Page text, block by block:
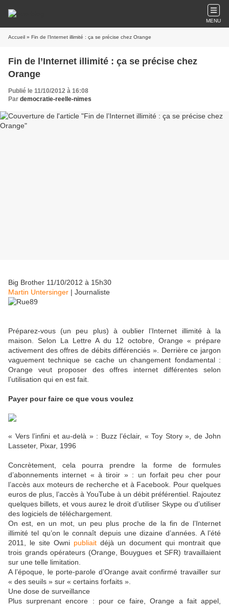
MENU
Accueil » Fin de l’Internet illimité : ça se précise chez Orange
Fin de l’Internet illimité : ça se précise chez
Orange
Publié le 11/10/2012 à 16:08
Par democratie-reelle-nimes
Big Brother 11/10/2012 à 15h30
Martin Untersinger | Journaliste
Préparez-vous (un peu plus) à oublier l’Internet illimité à la
maison. Selon La Lettre A du 12 octobre, Orange « prépare
activement des offres de débits différenciés ». Derrière ce jargon
vaguement technique se cache un changement fondamental :
Orange veut proposer des offres internet différentes selon
l’utilisation qui en est fait.
Payer pour faire ce que vous voulez
« Vers l’infini et au-delà » : Buzz l’éclair, « Toy Story », de John
Lasseter, Pixar, 1996
Concrètement, cela pourra prendre la forme de formules
d’abonnements internet « à tiroir » : un forfait peu cher pour
l’accès aux moteurs de recherche et à Facebook. Pour quelques
euros de plus, l’accès à YouTube à un débit préférentiel. Rajoutez
quelques billets, et vous aurez le droit d’utiliser Skype ou d’utiliser
des logiciels de téléchargement.
On est, en un mot, un peu plus proche de la fin de l’Internet
illimité tel qu’on le connaît depuis une dizaine d’années. A l’été
2011, le site Owni publiait déjà un document qui montrait que
trois grands opérateurs (Orange, Bouygues et SFR) travaillaient
sur une telle limitation.
A l’époque, le porte-parole d’Orange avait confirmé travailler sur
« des seuils » sur « certains forfaits ».
Une dose de surveillance
Plus surprenant encore : pour ce faire, Orange a fait appel,